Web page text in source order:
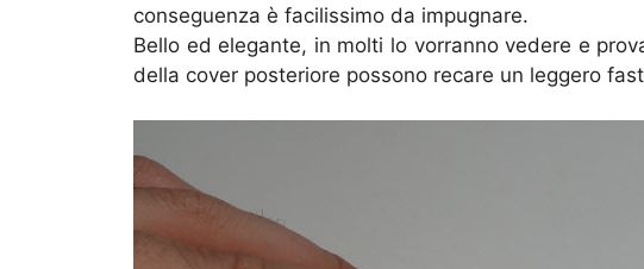
conseguenza è facilissimo da impugnare.
Bello ed elegante, in molti lo vorranno vedere e
della cover posteriore possono recare un leggero